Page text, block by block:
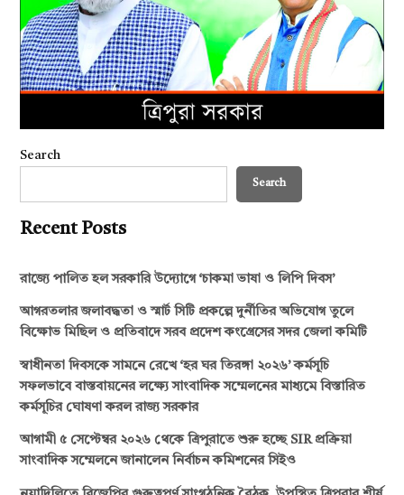
Search
Search
Recent Posts
রাজ্যে পালিত হল সরকারি উদ্যোগে ‘চাকমা ভাষা ও লিপি দিবস’
আগরতলার জলাবদ্ধতা ও স্মার্ট সিটি প্রকল্পে দুর্নীতির অভিযোগ তুলে
বিক্ষোভ মিছিল ও প্রতিবাদে সরব প্রদেশ কংগ্রেসের সদর জেলা কমিটি
স্বাধীনতা দিবসকে সামনে রেখে ‘হর ঘর তিরঙ্গা ২০২৬’ কর্মসূচি
সফলভাবে বাস্তবায়নের লক্ষ্যে সাংবাদিক সম্মেলনের মাধ্যমে বিস্তারিত
কর্মসূচির ঘোষণা করল রাজ্য সরকার
আগামী ৫ সেপ্টেম্বর ২০২৬ থেকে ত্রিপুরাতে শুরু হচ্ছে SIR প্রক্রিয়া
সাংবাদিক সম্মেলনে জানালেন নির্বাচন কমিশনের সিইও